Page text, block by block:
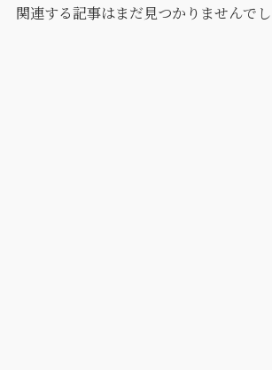
関連する記事はまだ見つかりませんでし